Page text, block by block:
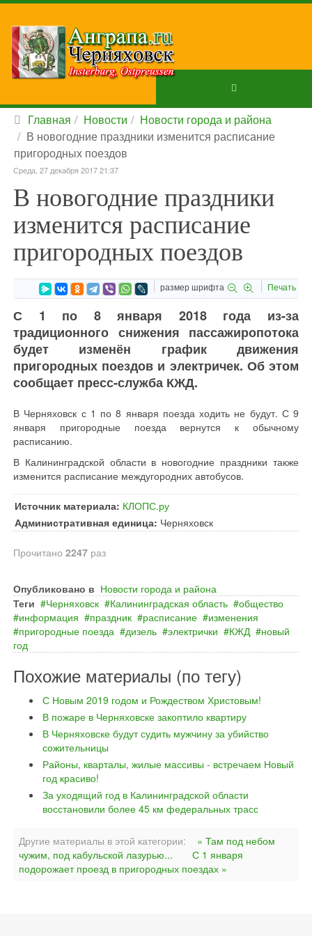
Главная Новости
Новости города и района
В новогодние праздники изменится расписание
пригородных поездов
Среда, 27 декабря 2017 21:37
В новогодние праздники
изменится расписание
пригородных поездов
размер шрифта Печать
С 1 по 8 января 2018 года из-за
традиционного снижения пассажиропотока
будет изменён график движения
пригородных поездов и электричек. Об этом
сообщает пресс-служба КЖД.
В Черняховск с 1 по 8 января поезда ходить не будут. С 9
января пригородные поезда вернутся к обычному
расписанию.
В Калининградской области в новогодние праздники также
изменится расписание междугородних автобусов.
Источник материала: КЛОПС.ру
Административная единица: Черняховск
Прочитано 2247 раз
Опубликовано в Новости города и района
Теги
Черняховск Калининградская область
общество
информация
праздник расписание
изменения
пригородные поезда
дизель электрички КЖД
новый
год
Похожие материалы (по тегу)
С Новым 2019 годом и Рождеством Христовым!
В пожаре в Черняховске закоптило квартиру
В Черняховске будут судить мужчину за убийство
сожительницы
Районы, кварталы, жилые массивы - встречаем Новый
год красиво!
За уходящий год в Калининградской области
восстановили более 45 км федеральных трасс
Другие материалы в этой категории:
« Там под небом
чужим, под кабульской лазурью...
С 1 января
подорожает проезд в пригородных поездах »